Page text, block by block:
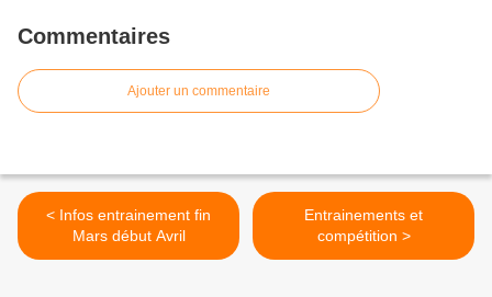
Commentaires
Ajouter un commentaire
< Infos entrainement fin
Mars début Avril
Entrainements et
compétition >